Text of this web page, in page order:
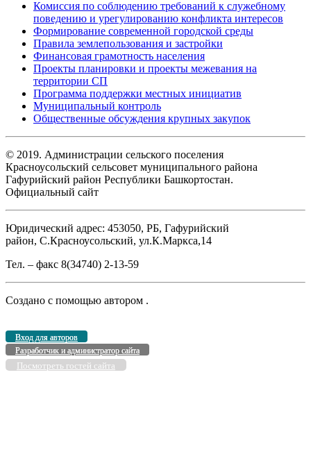
Комиссия по соблюдению требований к служебному
поведению и урегулированию конфликта интересов
Формирование современной городской среды
Правила землепользования и застройки
Финансовая грамотность населения
Проекты планировки и проекты межевания на
территории СП
Программа поддержки местных инициатив
Муниципальный контроль
Общественные обсуждения крупных закупок
© 2019. Администрации сельского поселения
Красноусольский сельсовет муниципального района
Гафурийский район Республики Башкортостан.
Официальный сайт
Юридический адрес: 453050, РБ, Гафурийский
район, С.Красноусольский, ул.К.Маркса,14
Тел. – факс 8(34740) 2-13-59
Создано с помощью автором .
Вход для авторов
Разработчик и администратор сайта
Посмотреть гостей сайта